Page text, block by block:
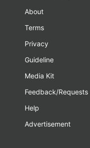
About
Terms
Privacy
Guideline
Media Kit
Feedback/Requests
Help
Advertisement